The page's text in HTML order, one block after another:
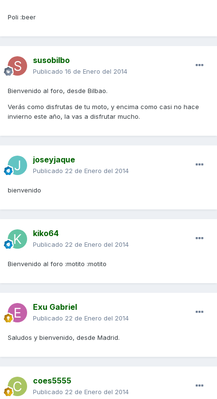
Poli :beer
susobilbo
Publicado 16 de Enero del 2014
Bienvenido al foro, desde Bilbao.
Verás como disfrutas de tu moto, y encima como casi no hace
invierno este año, la vas a disfrutar mucho.
joseyjaque
Publicado 22 de Enero del 2014
bienvenido
kiko64
Publicado 22 de Enero del 2014
Bienvenido al foro :motito :motito
Exu Gabriel
Publicado 22 de Enero del 2014
Saludos y bienvenido, desde Madrid.
coes5555
Publicado 22 de Enero del 2014